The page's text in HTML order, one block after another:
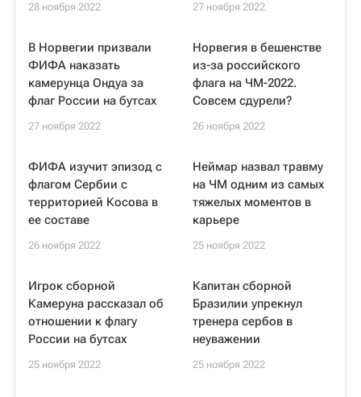
28 ноября 2022 27 ноября 2022
В Норвегии призвали
ФИФА наказать
камерунца Ондуа за
флаг России на бутсах
27 ноября 2022
Норвегия в бешенстве
из-за российского
флага на ЧМ-2022.
Совсем сдурели?
26 ноября 2022
ФИФА изучит эпизод с
флагом Сербии с
территорией Косова в
ее составе
26 ноября 2022
Неймар назвал травму
на ЧМ одним из самых
тяжелых моментов в
карьере
25 ноября 2022
Игрок сборной
Камеруна рассказал об
отношении к флагу
России на бутсах
25 ноября 2022
Капитан сборной
Бразилии упрекнул
тренера сербов в
неуважении
25 ноября 2022